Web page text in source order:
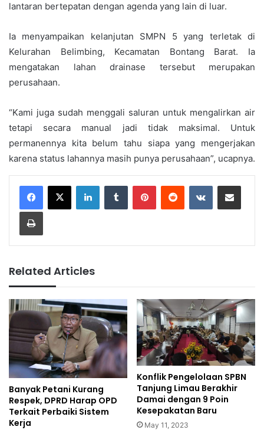
lantaran bertepatan dengan agenda yang lain di luar.
Ia menyampaikan kelanjutan SMPN 5 yang terletak di
Kelurahan Belimbing, Kecamatan Bontang Barat. Ia
mengatakan lahan drainase tersebut merupakan
perusahaan.
“Kami juga sudah menggali saluran untuk mengalirkan air
tetapi secara manual jadi tidak maksimal. Untuk
permanennya kita belum tahu siapa yang mengerjakan
karena status lahannya masih punya perusahaan”, ucapnya.
LinkedInTumblr PinterestReddit VKontakteShare via Email
Print
Related Articles
Banyak Petani Kurang
Respek, DPRD Harap OPD
Terkait Perbaiki Sistem
Kerja
Konflik Pengelolaan SPBN
Tanjung Limau Berakhir
Damai dengan 9 Poin
Kesepakatan Baru
May 11, 2023